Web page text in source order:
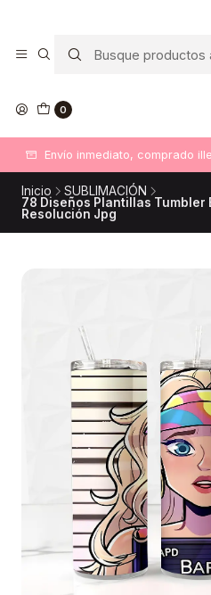
0
Envío inmediato, comprado
Inicio
SUBLIMACIÓN
78 Diseños Plantillas Tumbler
Resolución Jpg